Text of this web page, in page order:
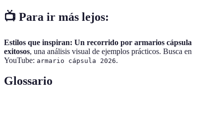
📺 Para ir más lejos:
Estilos que inspiran: Un recorrido por armarios cápsula
exitosos, una análisis visual de ejemplos prácticos. Busca en
YouTube: armario cápsula 2026.
Glossario